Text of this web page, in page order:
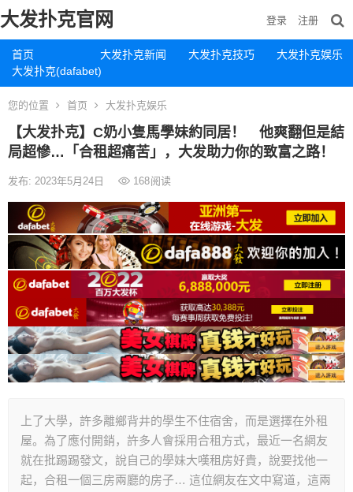
大发扑克官网
首页 大发扑克新闻 大发扑克技巧
大发扑克娱乐
大发扑克(dafabet)
登录 注册
您的位置 首页 大发扑克娱乐
【大发扑克】C奶小隻馬學妹約同居！ 他爽翻但是結
局超慘…「合租超痛苦」，大发助力你的致富之路！
发布: 2023年5月24日 168阅读
上了大學，許多離鄉背井的學生不住宿舍，而是選擇在外租
屋。為了應付開銷，許多人會採用合租方式，最近一名網友
就在批踢踢發文，說自己的學妹大嘆租房好貴，說要找他一
起，合租一個三房兩廳的房子… 這位網友在文中寫道，這兩